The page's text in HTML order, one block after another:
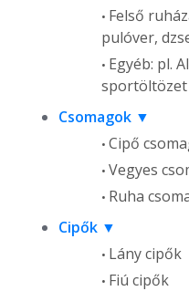
Felső
pulóver,
Egyéb: pl.
sportöltözet
Csomagok
Cipő
Vegyes
Ruha
Cipők
Lány cipők
Fiú cipők